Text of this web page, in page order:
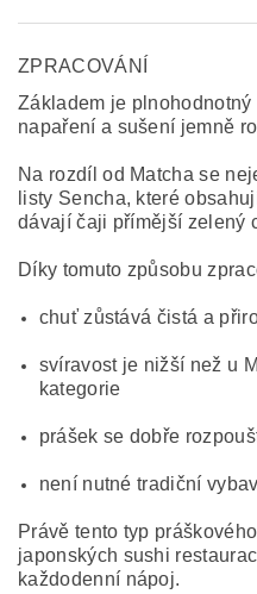
ZPRACOVÁNÍ
Základem je
napaření a sušení jemně
Na rozdíl od Matcha se
listy Sencha, které
dávají čaji přímější zelený
Díky tomuto způsobu
chuť zůstává čistá a
svíravost je nižší než u
kategorie
prášek se dobře
není nutné tradiční
Právě tento typ
japonských sushi
každodenní nápoj.